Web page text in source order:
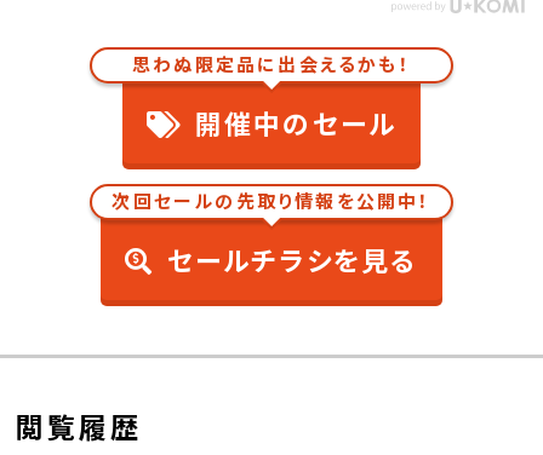
思わぬ限定品に出会えるかも！
開催中のセール
次回セールの先取り情報を公開中！
セールチラシを見る
閲覧履歴